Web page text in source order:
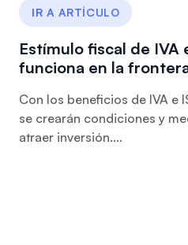
IR A ARTÍCULO
Estímulo fiscal de IVA
funciona en la
Con los beneficios de IVA e
se crearán condiciones y
atraer inversión....